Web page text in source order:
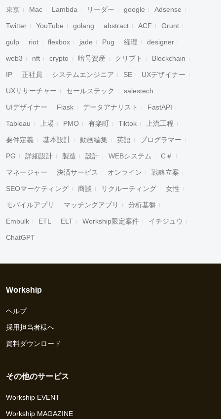
東京 Mac Lambda リーダー google Adsense
Twitter YouTube golang abstract ACF Grunt
gulp riot flexbox jade Pug 経理 designer
web3 nft crypto 暗号資産 クリプト Blockchain
IP 正社員 システムエンジニア SE UXデザイナー
UXリサーチャー セールステック salestech
UIデザイナー Flask データアナリスト FastAPI
Tableau 上場 PMO 有楽町 Tiktok 上流工程
要件定義 基本設計 動画編集 英語 プログラマー
PG 詳細設計 製造 設計 WEBシステム C＃
マネージャー 決済サービス オンライン 戦略立案
SEOマーケティング 商談 リクルーティング 女性
モバイルアプリ マッチングアプリ 分析基盤
Embulk ETL ELT Workship限定案件 イチジュウ
ChatGPT
Workship
ヘルプ
採用担当者様へ
資料ダウンロード
その他のサービス
Workship EVENT
Workship MAGAZINE